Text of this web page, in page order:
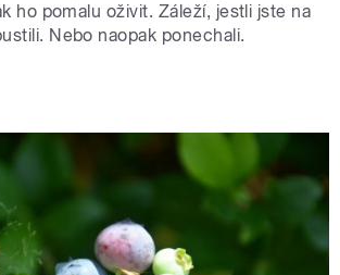
ho pomalu oživit. Záleží, jestli jste na
Nebo naopak ponechali.